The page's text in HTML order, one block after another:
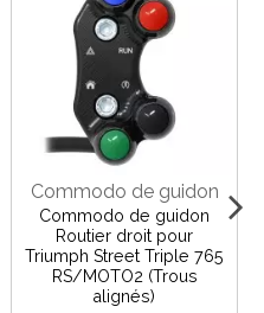
Commodo de guidon
Commodo de guidon
Routier droit pour
Triumph Street Triple 765
RS/MOTO2 (Trous
alignés)